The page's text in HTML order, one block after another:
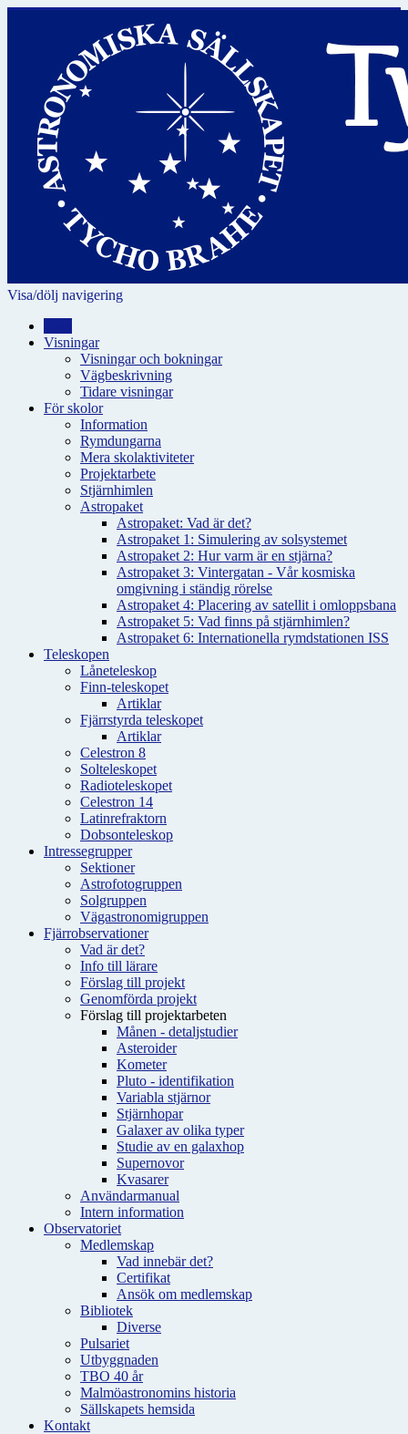
Visa/dölj navigering
Visningar
Visningar och bokningar
Vägbeskrivning
Tidare visningar
För skolor
Information
Rymdungarna
Mera skolaktiviteter
Projektarbete
Stjärnhimlen
Astropaket
Astropaket: Vad är det?
Astropaket 1: Simulering av solsystemet
Astropaket 2: Hur varm är en stjärna?
Astropaket 3: Vintergatan - Vår kosmiska
omgivning i ständig rörelse
Astropaket 4: Placering av satellit i omloppsbana
Astropaket 5: Vad finns på stjärnhimlen?
Astropaket 6: Internationella rymdstationen ISS
Teleskopen
Låneteleskop
Finn-teleskopet
Artiklar
Fjärrstyrda teleskopet
Artiklar
Celestron 8
Solteleskopet
Radioteleskopet
Celestron 14
Latinrefraktorn
Dobsonteleskop
Intressegrupper
Sektioner
Astrofotogruppen
Solgruppen
Vägastronomigruppen
Fjärrobservationer
Vad är det?
Info till lärare
Förslag till projekt
Genomförda projekt
Förslag till projektarbeten
Månen - detaljstudier
Asteroider
Kometer
Pluto - identifikation
Variabla stjärnor
Stjärnhopar
Galaxer av olika typer
Studie av en galaxhop
Supernovor
Kvasarer
Användarmanual
Intern information
Observatoriet
Medlemskap
Vad innebär det?
Certifikat
Ansök om medlemskap
Bibliotek
Diverse
Pulsariet
Utbyggnaden
TBO 40 år
Malmöastronomins historia
Sällskapets hemsida
Kontakt